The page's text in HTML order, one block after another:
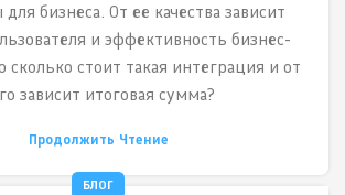
бизнеса. От ее качества зависит
и эффективность бизнес-
сколько стоит такая интеграция и от
зависит итоговая сумма?
Продолжить Чтение
БЛОГ